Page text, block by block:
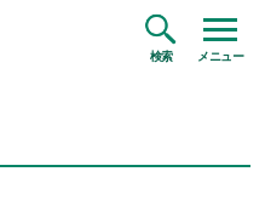
検索 メニュー